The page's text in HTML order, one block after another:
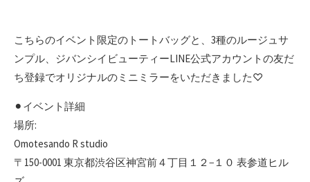
こちらのイベント限定のトートバッグと、3種のルージュサ
ンプル、ジバンシイビューティーLINE公式アカウントの友だ
ち登録でオリジナルのミニミラーをいただきました♡
⚫︎イベント詳細
場所:
Omotesando R studio
〒150-0001 東京都渋谷区神宮前４丁目１２−１０ 表参道ヒル